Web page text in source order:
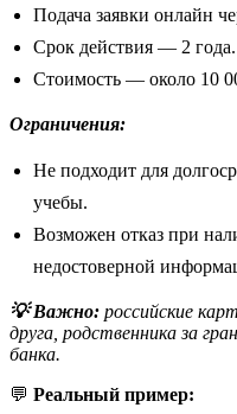
Подача заявки онлайн
Срок действия — 2 года.
Стоимость — около 10
Ограничения:
Не подходит для
учебы.
Возможен отказ при
недостоверной
💡 Важно: российские
друга, родственника за
банка.
💬 Реальный пример: